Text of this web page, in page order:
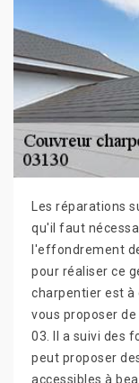
Les réparations
qu'il faut
l'effondrement
pour réaliser ce
charpentier est à
vous proposer de
03. Il a suivi des
peut proposer
accessibles à